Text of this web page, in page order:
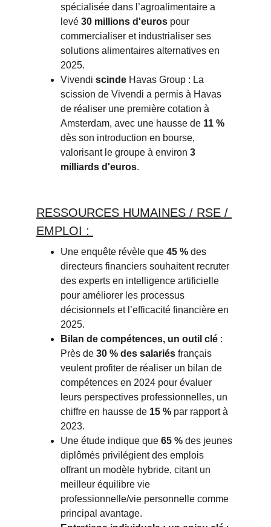
spécialisée dans l’agroalimentaire a
levé 30 millions d'euros pour
commercialiser et industrialiser ses
solutions alimentaires alternatives en
2025.
Vivendi scinde Havas Group : La
scission de Vivendi a permis à Havas
de réaliser une première cotation à
Amsterdam, avec une hausse de 11 %
dès son introduction en bourse,
valorisant le groupe à environ 3
milliards d'euros.
RESSOURCES HUMAINES / RSE /
EMPLOI :
Une enquête révèle que 45 % des
directeurs financiers souhaitent recruter
des experts en intelligence artificielle
pour améliorer les processus
décisionnels et l’efficacité financière en
2025.
Bilan de compétences, un outil clé :
Près de 30 % des salariés français
veulent profiter de réaliser un bilan de
compétences en 2024 pour évaluer
leurs perspectives professionnelles, un
chiffre en hausse de 15 % par rapport à
2023.
Une étude indique que 65 % des jeunes
diplômés privilégient des emplois
offrant un modèle hybride, citant un
meilleur équilibre vie
professionnelle/vie personnelle comme
principal avantage.